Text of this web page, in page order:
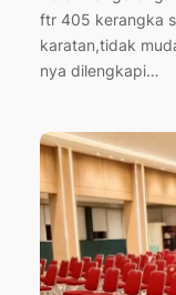
ftr 405 kerangka
karatan,tidak
nya dilengkapi…